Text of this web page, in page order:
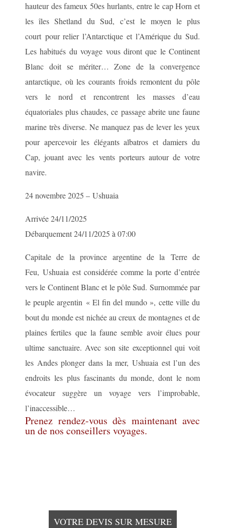
hauteur des fameux 50es hurlants, entre le cap Horn et
les îles Shetland du Sud, c’est le moyen le plus
court pour relier l’Antarctique et l’Amérique du Sud.
Les habitués du voyage vous diront que le Continent
Blanc doit se mériter… Zone de la convergence
antarctique, où les courants froids remontent du pôle
vers le nord et rencontrent les masses d’eau
équatoriales plus chaudes, ce passage abrite une faune
marine très diverse. Ne manquez pas de lever les yeux
pour apercevoir les élégants albatros et damiers du
Cap, jouant avec les vents porteurs autour de votre
navire.
24 novembre 2025 – Ushuaia
Arrivée 24/11/2025
Débarquement 24/11/2025 à 07:00
Capitale de la province argentine de la Terre de
Feu, Ushuaia est considérée comme la porte d’entrée
vers le Continent Blanc et le pôle Sud. Surnommée par
le peuple argentin « El fin del mundo », cette ville du
bout du monde est nichée au creux de montagnes et de
plaines fertiles que la faune semble avoir élues pour
ultime sanctuaire. Avec son site exceptionnel qui voit
les Andes plonger dans la mer, Ushuaia est l’un des
endroits les plus fascinants du monde, dont le nom
évocateur suggère un voyage vers l’improbable,
l’inaccessible…
Prenez rendez-vous dès maintenant avec
un de nos conseillers voyages.
VOTRE DEVIS SUR MESURE